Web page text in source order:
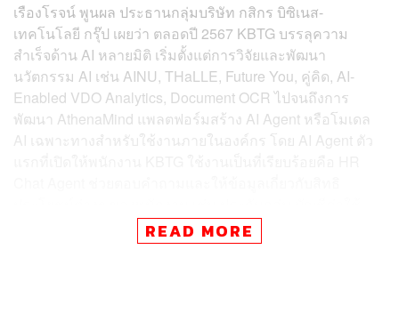
เรืองโรจน์ พูนผล ประธานกลุ่มบริษัท กสิกร บิซิเนส-
เทคโนโลยี กรุ๊ป เผยว่า ตลอดปี 2567 KBTG บรรลุความ
สำเร็จด้าน AI หลายมิติ เริ่มตั้งแต่การวิจัยและพัฒนา
นวัตกรรม AI เช่น AINU, THaLLE, Future You, คู่คิด, AI-
Enabled VDO Analytics, Document OCR ไปจนถึงการ
พัฒนา AthenaMind แพลตฟอร์มสร้าง AI Agent หรือโมเดล
AI เฉพาะทางสำหรับใช้งานภายในองค์กร โดย AI Agent ตัว
จ่าย กองทุนสำรองเลี้ยงชีพ และการลา
READ MORE